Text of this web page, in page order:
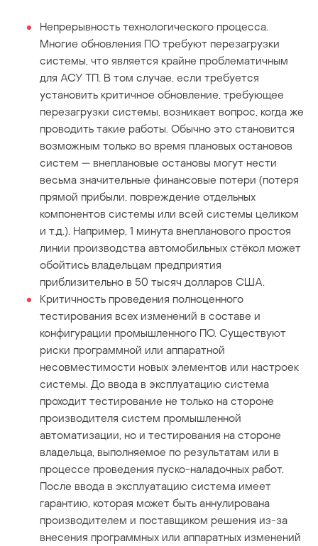
Непрерывность технологического процесса.
Многие обновления ПО требуют перезагрузки
системы, что является крайне проблематичным
для АСУ ТП. В том случае, если требуется
установить критичное обновление, требующее
перезагрузки системы, возникает вопрос, когда же
проводить такие работы. Обычно это становится
возможным только во время плановых остановов
систем — внеплановые остановы могут нести
весьма значительные финансовые потери (потеря
прямой прибыли, повреждение отдельных
компонентов системы или всей системы целиком
и т.д.). Например, 1 минута внепланового простоя
линии производства автомобильных стёкол может
обойтись владельцам предприятия
приблизительно в 50 тысяч долларов США.
Критичность проведения полноценного
тестирования всех изменений в составе и
конфигурации промышленного ПО. Существуют
риски программной или аппаратной
несовместимости новых элементов или настроек
системы. До ввода в эксплуатацию система
проходит тестирование не только на стороне
производителя систем промышленной
автоматизации, но и тестирования на стороне
владельца, выполняемое по результатам или в
процессе проведения пуско-наладочных работ.
После ввода в эксплуатацию система имеет
гарантию, которая может быть аннулирована
производителем и поставщиком решения из-за
внесения программных или аппаратных изменений